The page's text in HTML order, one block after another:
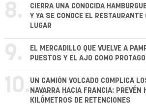
8.
CIERRA UNA CONOCIDA
Y YA SE CONOCE EL RESTAURANTE
LUGAR
9.
EL MERCADILLO QUE VUELVE A
PUESTOS Y EL AJO COMO
10. UN CAMIÓN VOLCADO COMPLICA
NAVARRA HACIA FRANCIA: PREVÉN
KILÓMETROS DE RETENCIONES